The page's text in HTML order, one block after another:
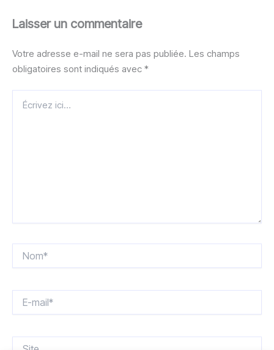
Laisser un commentaire
Votre adresse e-mail ne sera pas publiée. Les champs
obligatoires sont indiqués avec *
ici…
mail*